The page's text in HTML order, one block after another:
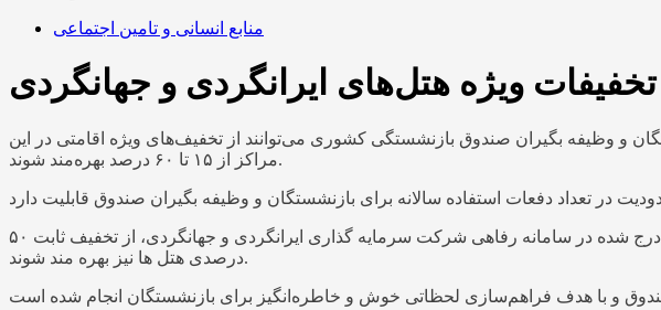
منابع انسانی و تامین اجتماعی
ویژه هتل‌های ایرانگردی و جهانگردی
و وظیفه بگیران صندوق بازنشستگی کشوری می‌توانند از تخفیف‌های ویژه اقامتی در این
مراکز از ۱۵ تا ۶۰ درصد بهره‌مند شوند.
ازوجی ادامه داد: علاوه بر این، بازنشستگان می توانند یک بار در طول سال و براساس‌ لیست مراکز اقامتی درج شده در سامانه رفاهی شرکت سرمایه گذاری ایرانگردی و جهانگردی، از تخفیف ثابت ۵۰
درصدی هتل ها نیز بهره مند شوند.